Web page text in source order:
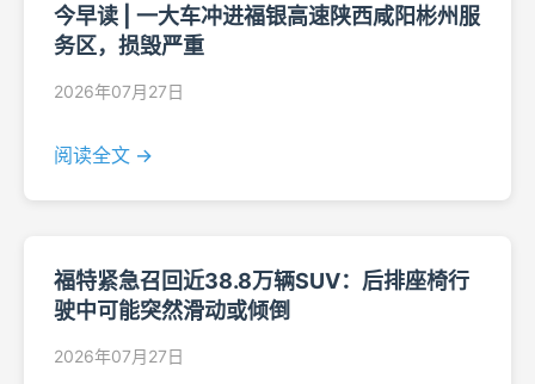
今早读 | 一大车冲进福银高速陕西咸阳彬州服
务区，损毁严重
2026年07月27日
阅读全文 →
福特紧急召回近38.8万辆SUV：后排座椅行
驶中可能突然滑动或倾倒
2026年07月27日